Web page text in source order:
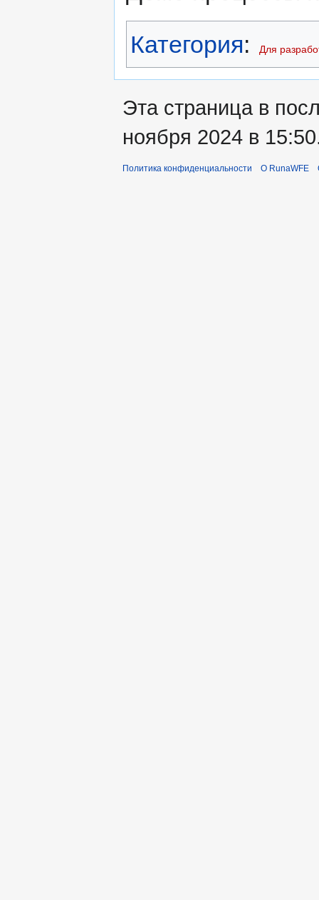
Категория: Для
Эта страница в
ноября 2024 в
Политика конфиденциальности О RunaWFE